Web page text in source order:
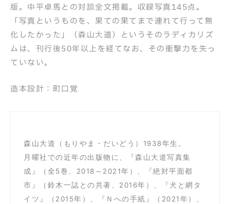
版。中平卓馬との対談全文掲載。収録写真145点。
「写真というものを、果ての果てまで連れて行って無
化したかった」（森山大道）というそのラディカリズ
ムは、刊行後50年以上を経てなお、その衝撃力を失っ
ていない。
造本設計：町口覚
森山大道（もりやま・だいどう）1938年生。
月曜社での近年の出版物に、
『森山大道写真集
成』
（全5巻、2018～2021年）、
『絶対平面都
市』
（鈴木一誌との共著、2016年）、
『犬と網タ
イツ』
（2015年）、 『Ｎへの手紙』
（2021年）、